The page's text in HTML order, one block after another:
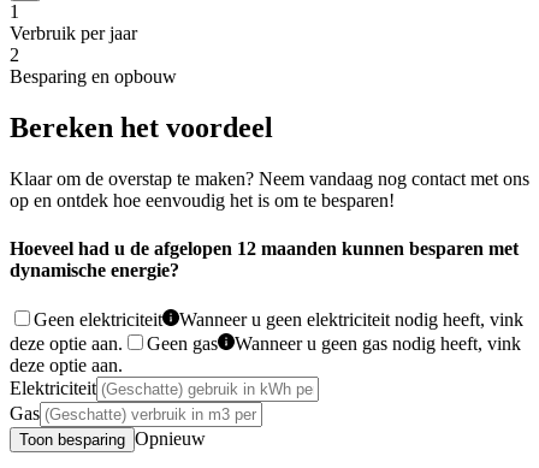
1
Verbruik per jaar
2
Besparing en opbouw
Bereken het voordeel
Klaar om de overstap te maken? Neem vandaag nog contact met ons
op en ontdek hoe eenvoudig het is om te besparen!
Hoeveel had u de afgelopen 12 maanden kunnen besparen met
dynamische energie?
Geen elektriciteit
Wanneer u geen elektriciteit nodig heeft, vink
deze optie aan.
Geen gas
Wanneer u geen gas nodig heeft, vink
deze optie aan.
Elektriciteit
Gas
Toon besparing Opnieuw